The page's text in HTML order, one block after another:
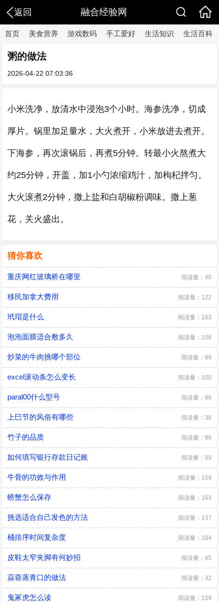
返回 融合经验网
首页 美食营养 游戏数码 手工爱好 生活知识 生活百科
粥的做法
2026-04-22 07:03:36
小米洗净，放清水中浸泡3个小时。海参洗净，切成
厚片。锅里加足量水，大火煮开，小米放进去煮开。
下海参，再次滚锅后，再煮5分钟。转最小火熬煮大
约25分钟，开盖，加1小勺浓缩鸡汁，加枸杞拌匀。
大火滚煮2分钟，撒上盐和白胡椒粉调味。撒上葱
花，关火盛出。
猜你喜欢
重庆网红玻璃桥在哪里 阅读量：40
移民加拿大费用 阅读量：122
玳瑁是什么 阅读量：163
泡泡面膜适合敷多久 阅读量：106
炒菜的牛肉挑哪个部位 阅读量：89
excel滚动条怎么变长 阅读量：100
paral00什么型号 阅读量：86
上巳节的风俗有哪些 阅读量：36
竹子的品质 阅读量：96
如何填写银行存款日记账 阅读量：99
牛骨的功效与作用 阅读量：159
螃蟹怎么保存 阅读量：163
挑选适合自己发色的方法 阅读量：137
桶排序时间复杂度 阅读量：184
皮鞋太窄夹脚有何妙招 阅读量：65
蒜蓉蒸青口的做法 阅读量：32
鬼冢虎怎么读 阅读量：159